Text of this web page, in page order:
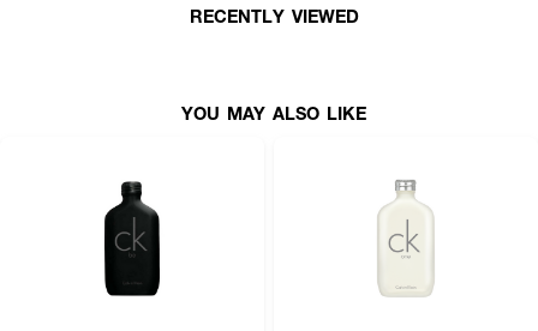
RECENTLY VIEWED
YOU MAY ALSO LIKE